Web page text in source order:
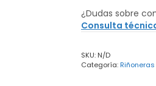
PRO
3+Bolsa
L
Stone
¿Dudas sobre
Consulta
SKU: N/D
Categoría:Riñoneras